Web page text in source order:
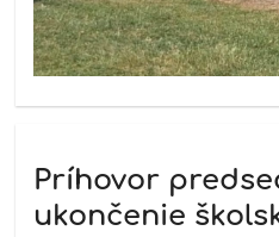
Príhovor
ukončenie